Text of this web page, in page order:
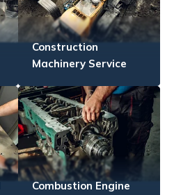
Construction
Machinery Service
Combustion Engine